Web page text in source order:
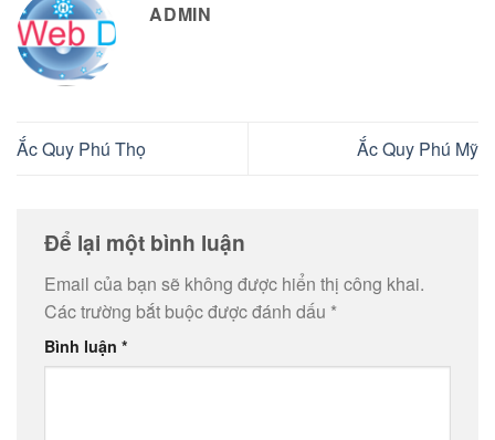
ADMIN
Ắc Quy Phú Thọ Ắc Quy Phú Mỹ
Để lại một bình luận
Email của bạn sẽ không được hiển thị công khai.
Các trường bắt buộc được đánh dấu *
Bình luận *